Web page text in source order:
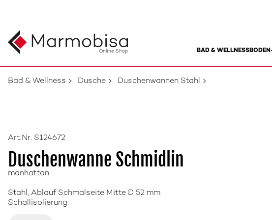
Online Shop BAD & WELLNESS
Bad & Wellness Dusche Duschenwannen Stahl
Art.Nr. S124672
Duschenwanne Schmidlin
manhattan
Stahl, Ablauf Schmalseite Mitte D 52 mm
Schallisolierung